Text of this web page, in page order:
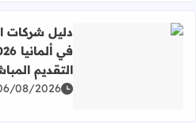
اقرأ المزيد عن دليل شركات البرمجة
دليل شركات
التقديم
08/2026